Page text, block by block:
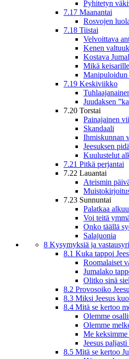
Pyhitetyn
7.17 Maanantai
Rosvojen
7.18 Tiistai
Velvoittava
Kenen
Kostava
Mikä
Manipuloidun
7.19 Keskiviikko
Juudaksen
7.20 Torstai
Painajainen
Skandaali
Ihmiskunnan
Jeesuksen
Kuulustelut
7.21 Pitkä perjantai
7.22 Lauantai
Ateismin
7.23 Sunnuntai
Palatkaa
Voi teitä
Onko täällä
Salajuonia
8 Kysymyksiä ja
8.1 Kuka tappoi
Roomalaiset
Jumalako
Olitko sinä
8.2 Provosoiko
8.3 Miksi Jeesus
8.4 Mitä se kertoo
Olemme
Olemme
Me
Jeesus
8.5 Mitä se kertoo